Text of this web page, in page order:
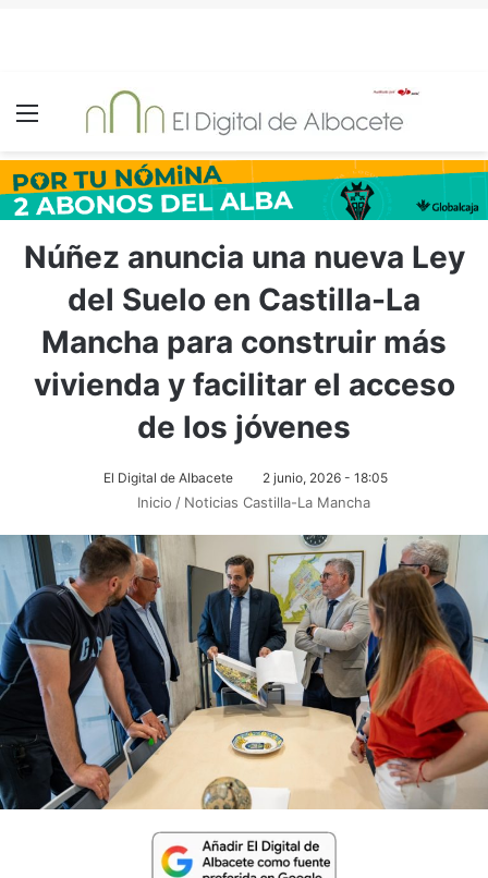
Menú
Núñez anuncia una nueva Ley
del Suelo en Castilla-La
Mancha para construir más
vivienda y facilitar el acceso
de los jóvenes
El Digital de Albacete 2 junio, 2026 - 18:05
Inicio / Noticias Castilla-La Mancha